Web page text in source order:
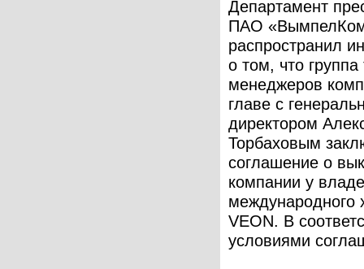
Департамент
ПАО
распространил
о том, что группа
менеджеров
главе с
директором
Торбаховым
соглашение о
компании у
международного
VEON. В
условиями